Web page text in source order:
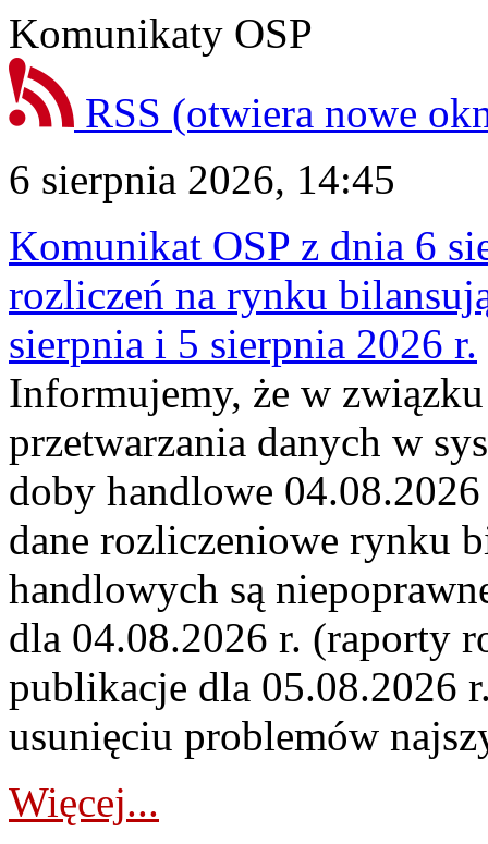
Komunikaty OSP
RSS (otwiera nowe
6 sierpnia 2026, 14:45
Komunikat OSP z dnia 6
rozliczeń na rynku
sierpnia i 5 sierpnia 2026 r.
Informujemy, że w
przetwarzania danych w
doby handlowe
dane rozliczeniowe rynku
handlowych są
dla 04.08.2026 r. (raporty
publikacje dla 05.08.2026
usunięciu problemów
Więcej...